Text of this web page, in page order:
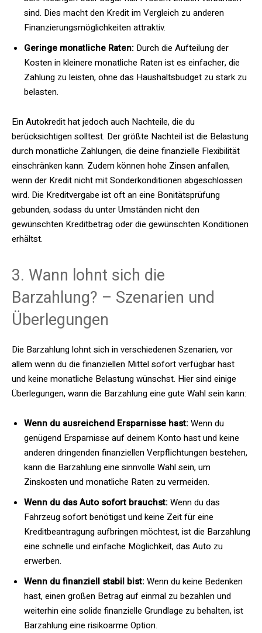
sind. Dies macht den Kredit im Vergleich zu anderen
Finanzierungsmöglichkeiten attraktiv.
Geringe monatliche Raten: Durch die Aufteilung der
Kosten in kleinere monatliche Raten ist es einfacher, die
Zahlung zu leisten, ohne das Haushaltsbudget zu stark zu
belasten.
Ein Autokredit hat jedoch auch Nachteile, die du
berücksichtigen solltest. Der größte Nachteil ist die Belastung
durch monatliche Zahlungen, die deine finanzielle Flexibilität
einschränken kann. Zudem können hohe Zinsen anfallen,
wenn der Kredit nicht mit Sonderkonditionen abgeschlossen
wird. Die Kreditvergabe ist oft an eine Bonitätsprüfung
gebunden, sodass du unter Umständen nicht den
gewünschten Kreditbetrag oder die gewünschten Konditionen
erhältst.
3. Wann lohnt sich die
Barzahlung? – Szenarien und
Überlegungen
Die Barzahlung lohnt sich in verschiedenen Szenarien, vor
allem wenn du die finanziellen Mittel sofort verfügbar hast
und keine monatliche Belastung wünschst. Hier sind einige
Überlegungen, wann die Barzahlung eine gute Wahl sein kann:
Wenn du ausreichend Ersparnisse hast:Wenn du
genügend Ersparnisse auf deinem Konto hast und keine
anderen dringenden finanziellen Verpflichtungen bestehen,
kann die Barzahlung eine sinnvolle Wahl sein, um
Zinskosten und monatliche Raten zu vermeiden.
Wenn du das Auto sofort brauchst:Wenn du das
Fahrzeug sofort benötigst und keine Zeit für eine
Kreditbeantragung aufbringen möchtest, ist die Barzahlung
eine schnelle und einfache Möglichkeit, das Auto zu
erwerben.
Wenn du finanziell stabil bist:Wenn du keine Bedenken
hast, einen großen Betrag auf einmal zu bezahlen und
weiterhin eine solide finanzielle Grundlage zu behalten, ist
Barzahlung eine risikoarme Option.